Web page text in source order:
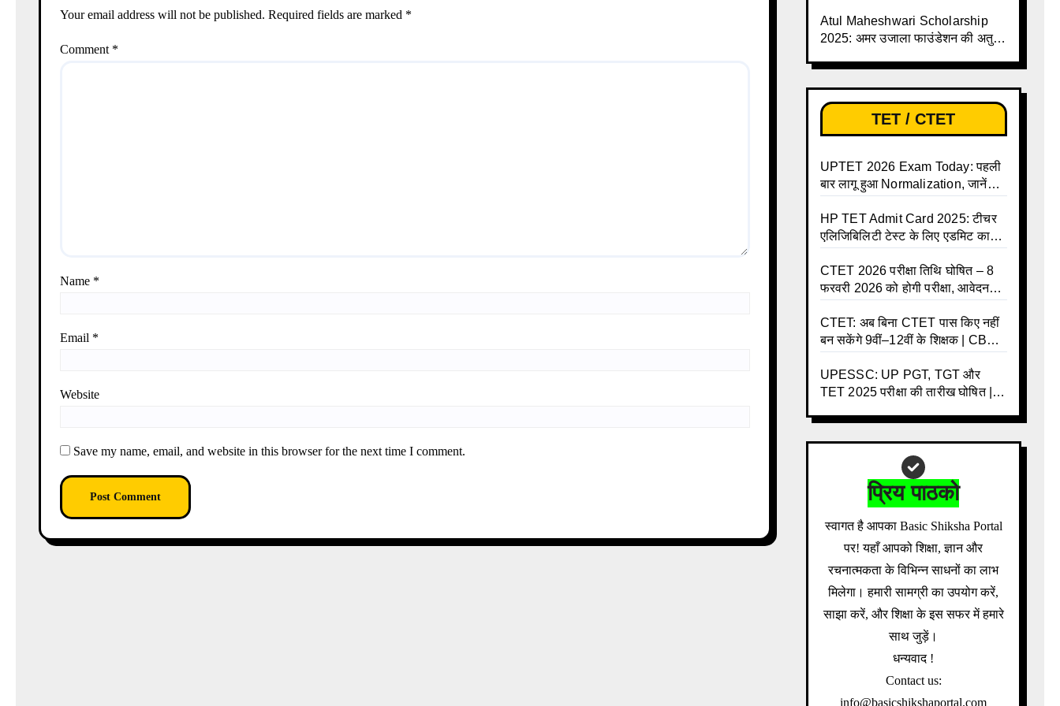
Your email address will not be published. Required fields are marked *
Comment *
Name *
Email *
Website
Save my name, email, and website in this browser for the next time I comment.
Atul Maheshwari Scholarship
2025: अमर उजाला फाउंडेशन की अतुल
ऑनलाइन आवेदन प्रक्रिया शुरू
TET / CTET
UPTET 2026 Exam Today: पहली
बार लागू हुआ Normalization, जानें
क्या होगा फायदा
HP TET Admit Card 2025: टीचर
एलिजिबिलिटी टेस्ट के लिए एडमिट कार्ड
CTET 2026 परीक्षा तिथि घोषित – 8
फरवरी 2026 को होगी परीक्षा, आवेदन
CTET: अब बिना CTET पास किए नहीं
बन सकेंगे 9वीं–12वीं के शिक्षक | CBSE
UPESSC: UP PGT, TGT और
TET 2025 परीक्षा की तारीख घोषित | 3
Download Admit Card Details
Inside
प्रिय पाठको
स्वागत है आपका Basic Shiksha Portal
पर! यहाँ आपको शिक्षा, ज्ञान और
रचनात्मकता के विभिन्न साधनों का लाभ
मिलेगा। हमारी सामग्री का उपयोग करें,
साझा करें, और शिक्षा के इस सफर में हमारे
साथ जुड़ें।
धन्यवाद !
Contact us:
info@basicshikshaportal.com